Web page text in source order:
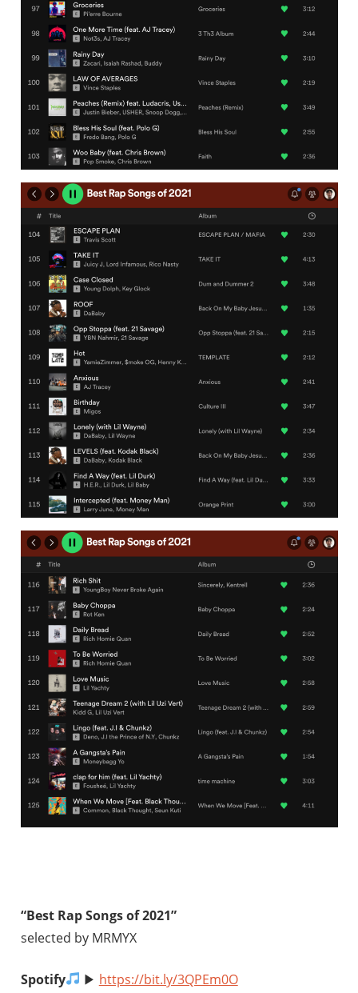
“Best Rap Songs of 2021”
selected by MRMYX
Spotify ▶︎ https://bit.ly/3QPEm0O